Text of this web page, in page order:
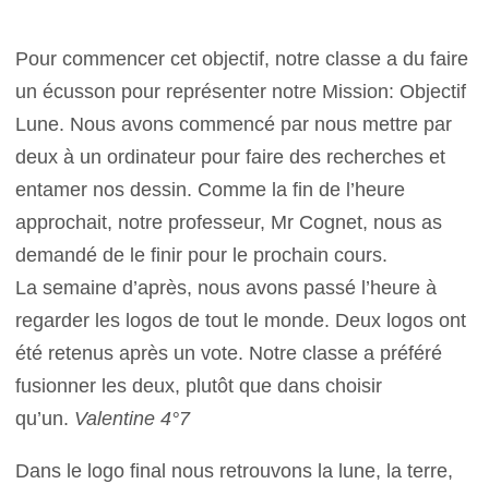
Pour commencer cet objectif, notre classe a du faire
un écusson pour représenter notre Mission: Objectif
Lune. Nous avons commencé par nous mettre par
deux à un ordinateur pour faire des recherches et
entamer nos dessin. Comme la fin de l’heure
approchait, notre professeur, Mr Cognet, nous as
demandé de le finir pour le prochain cours.
La semaine d’après, nous avons passé l’heure à
regarder les logos de tout le monde. Deux logos ont
été retenus après un vote. Notre classe a préféré
fusionner les deux, plutôt que dans choisir
qu’un. Valentine 4°7
Dans le logo final nous retrouvons la lune, la terre,